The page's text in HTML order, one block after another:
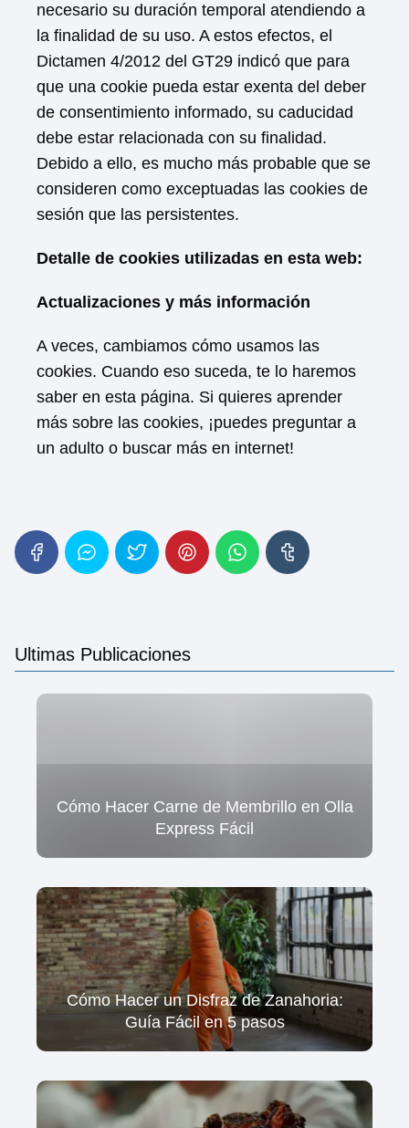
necesario su duración temporal atendiendo a
la finalidad de su uso. A estos efectos, el
Dictamen 4/2012 del GT29 indicó que para
que una cookie pueda estar exenta del deber
de consentimiento informado, su caducidad
debe estar relacionada con su finalidad.
Debido a ello, es mucho más probable que se
consideren como exceptuadas las cookies de
sesión que las persistentes.
Detalle de cookies utilizadas en esta web:
Actualizaciones y más información
A veces, cambiamos cómo usamos las
cookies. Cuando eso suceda, te lo haremos
saber en esta página. Si quieres aprender
más sobre las cookies, ¡puedes preguntar a
un adulto o buscar más en internet!
Ultimas Publicaciones
Cómo Hacer Carne de Membrillo en Olla
Express Fácil
Cómo Hacer un Disfraz de Zanahoria:
Guía Fácil en 5 pasos